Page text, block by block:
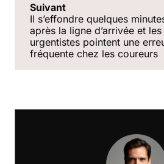
Suivant
Il sʼeffondre quelques
après la ligne dʼarrivée et les
urgentistes pointent une
fréquente chez les coureurs